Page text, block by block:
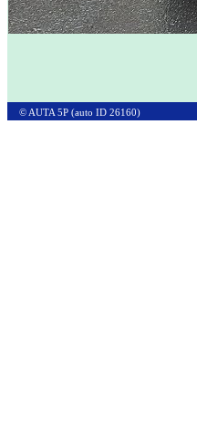
© AUTA 5P (auto ID 26160)